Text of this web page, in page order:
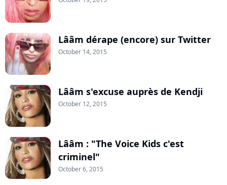
Lââm dérape (encore) sur Twitter
October 14, 2015
Lââm s'excuse auprès de Kendji
October 12, 2015
Lââm : "The Voice Kids c'est
criminel"
October 6, 2015